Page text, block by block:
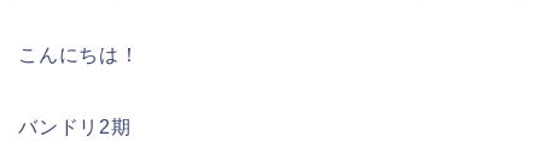
こんにちは！
バンドリ2期